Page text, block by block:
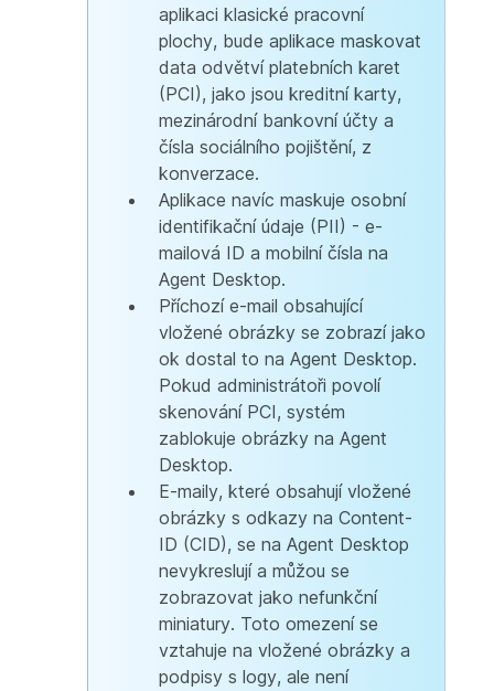
aplikaci klasické pracovní
plochy, bude aplikace maskovat
data odvětví platebních karet
(PCI), jako jsou kreditní karty,
mezinárodní bankovní účty a
čísla sociálního pojištění, z
konverzace.
Aplikace navíc maskuje osobní
identifikační údaje (PII) - e-
mailová ID a mobilní čísla na
Agent Desktop.
Příchozí e-mail obsahující
vložené obrázky se zobrazí jako
ok dostal to na Agent Desktop.
Pokud administrátoři povolí
skenování PCI, systém
zablokuje obrázky na Agent
Desktop.
E-maily, které obsahují vložené
obrázky s odkazy na Content-
ID (CID), se na Agent Desktop
nevykreslují a můžou se
zobrazovat jako nefunkční
miniatury. Toto omezení se
vztahuje na vložené obrázky a
podpisy s logy, ale není